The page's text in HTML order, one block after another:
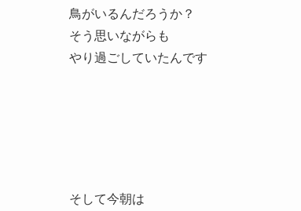
鳥がいるんだろうか？
そう思いながらも
やり過ごしていたんです
そして今朝は